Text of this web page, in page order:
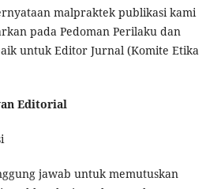
malpraktek publikasi kami
pada Pedoman Perilaku dan
untuk Editor Jurnal (Komite Etika
Editorial
jawab untuk memutuskan